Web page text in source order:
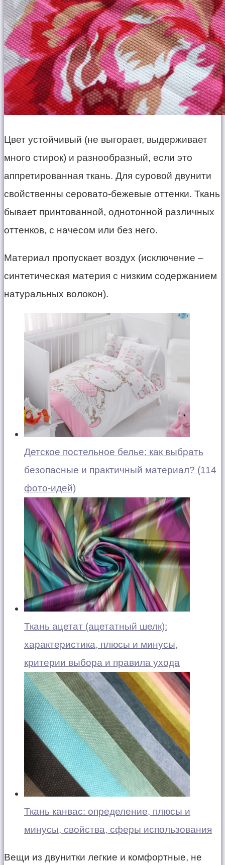
Цвет устойчивый (не выгорает, выдерживает
много стирок) и разнообразный, если это
аппретированная ткань. Для суровой двунити
свойственны серовато-бежевые оттенки. Ткань
бывает принтованной, однотонной различных
оттенков, с начесом или без него.
Материал пропускает воздух (исключение –
синтетическая материя с низким содержанием
натуральных волокон).
Детское постельное белье: как выбрать
безопасные и практичный материал? (114
фото-идей)
Ткань ацетат (ацетатный шелк):
характеристика, плюсы и минусы,
критерии выбора и правила ухода
Ткань канвас: определение, плюсы и
минусы, свойства, сферы использования
Вещи из двунитки легкие и комфортные, не